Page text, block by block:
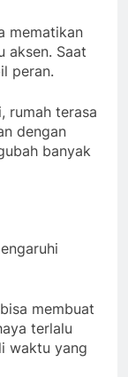
mematikan
aksen. Saat
peran.
rumah terasa
dengan
banyak
membuat
terlalu
waktu yang